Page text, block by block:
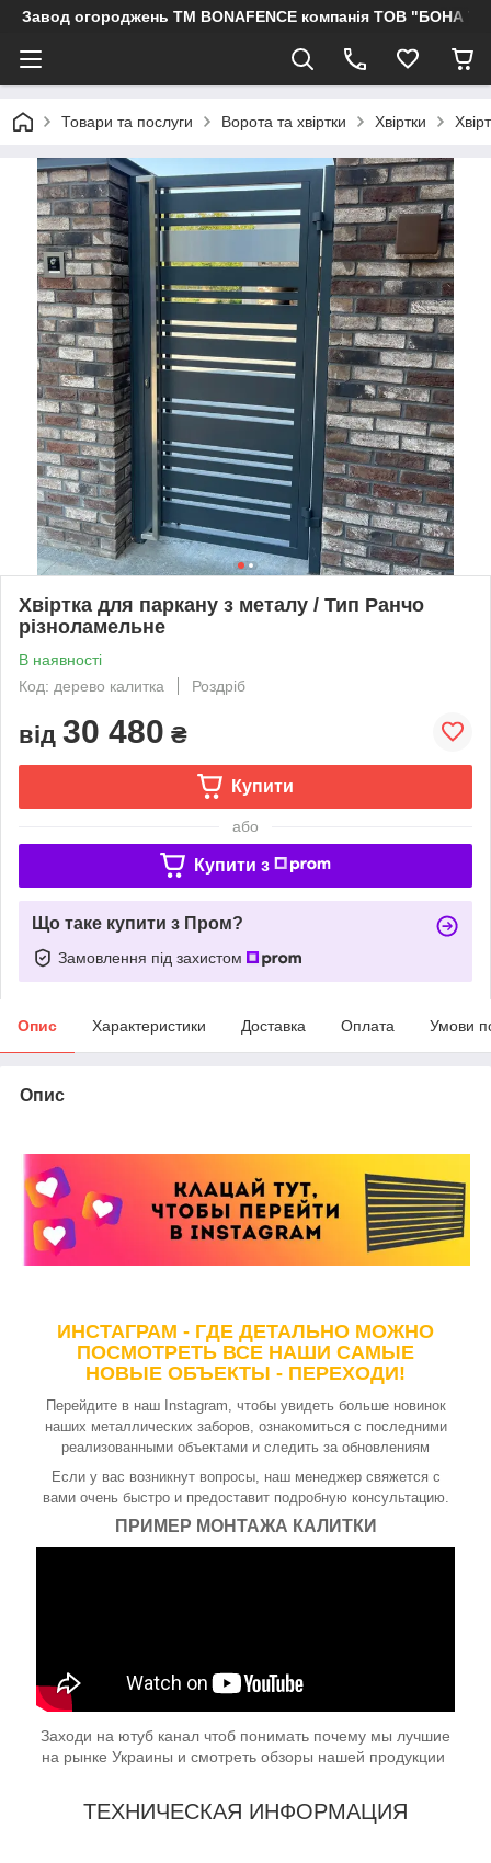
Завод огороджень ТМ BONAFENCE компанія ТОВ "БОНА
Товари та послуги Ворота та хвіртки Хвіртки
Хвіртка для паркану з металу / Тип Ранчо
різноламельне
В наявності
Код: дерево калитка
Роздріб
від 30 480 ₴
Купити
або
Купити з
Що таке купити з Пром?
Замовлення під захистом
Опис Характеристики Доставка Оплата Умови
Опис
ИНСТАГРАМ - ГДЕ ДЕТАЛЬНО МОЖНО
ПОСМОТРЕТЬ ВСЕ НАШИ САМЫЕ
НОВЫЕ ОБЪЕКТЫ - ПЕРЕХОДИ!
Перейдите в наш Instagram, чтобы увидеть больше новинок
наших металлических заборов, ознакомиться с последними
реализованными объектами и следить за обновлениям
Если у вас возникнут вопросы, наш менеджер свяжется с
вами очень быстро и предоставит подробную консультацию.
ПРИМЕР МОНТАЖА КАЛИТКИ
Заходи на ютуб канал чтоб понимать почему мы лучшие
на рынке Украины и смотреть обзоры нашей продукции
ТЕХНИЧЕСКАЯ ИНФОРМАЦИЯ